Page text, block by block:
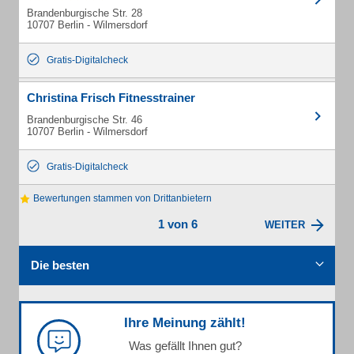
Brandenburgische Str. 28
10707 Berlin - Wilmersdorf
Gratis-Digitalcheck
Christina Frisch Fitnesstrainer
Brandenburgische Str. 46
10707 Berlin - Wilmersdorf
Gratis-Digitalcheck
Bewertungen stammen von Drittanbietern
1 von 6 WEITER
Die besten
Ihre Meinung zählt!
Was gefällt Ihnen gut?